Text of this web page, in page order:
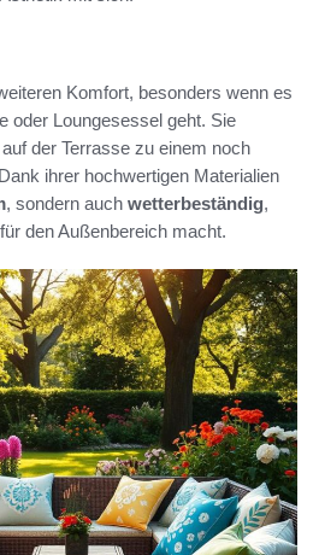
Komfort, besonders wenn es
oder Loungesessel geht. Sie
der Terrasse zu einem noch
ihrer hochwertigen Materialien
, sondern auch wetterbeständig,
den Außenbereich macht.